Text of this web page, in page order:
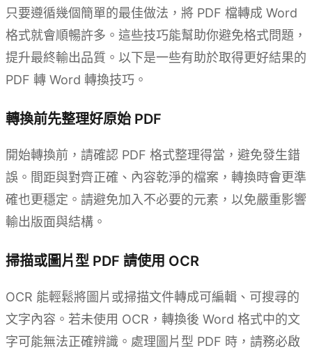
只要遵循幾個簡單的最佳做法，將 PDF 檔轉成 Word
格式就會順暢許多。這些技巧能幫助你避免格式問題，
提升最終輸出品質。以下是一些有助於取得更好結果的
PDF 轉 Word 轉換技巧。
轉換前先整理好原始 PDF
開始轉換前，請確認 PDF 格式整理得當，避免發生錯
誤。間距與對齊正確、內容乾淨的檔案，轉換時會更準
確也更穩定。請避免加入不必要的元素，以免嚴重影響
輸出版面與結構。
掃描或圖片型 PDF 請使用 OCR
OCR 能輕鬆將圖片或掃描文件轉成可編輯、可搜尋的
文字內容。若未使用 OCR，轉換後 Word 格式中的文
字可能無法正確辨識。處理圖片型 PDF 時，請務必啟